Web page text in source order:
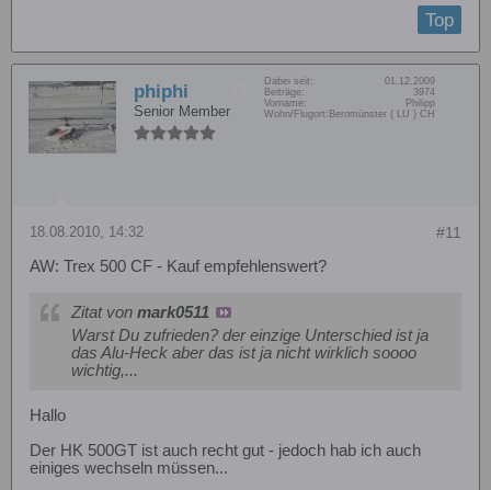
Top
phiphi
Senior Member
Dabei seit:
01.12.2009
Beiträge:
3974
Vorname:
Philipp
Wohn/Flugort: Beromünster ( LU ) CH
#11
18.08.2010, 14:32
AW: Trex 500 CF - Kauf empfehlenswert?
Zitat von mark0511
Warst Du zufrieden? der einzige Unterschied ist ja
das Alu-Heck aber das ist ja nicht wirklich soooo
wichtig,...
Hallo
Der HK 500GT ist auch recht gut - jedoch hab ich auch
einiges wechseln müssen...